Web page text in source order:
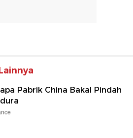
Pabrik China Bakal Pindah